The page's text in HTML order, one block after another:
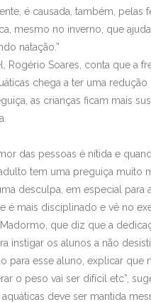
é causada, também, pelas
mesmo no inverno, que
natação.”
Rogério Soares, conta que a
chega a ter uma
as crianças ficam mais
das pessoas é nítida e
tem uma preguiça muito
desculpa, em especial para
é mais disciplinado e vê no
Madormo, que diz que a
instigar os alunos a não
para esse aluno, explicar
o peso vai ser difícil etc”,
deve ser mantida